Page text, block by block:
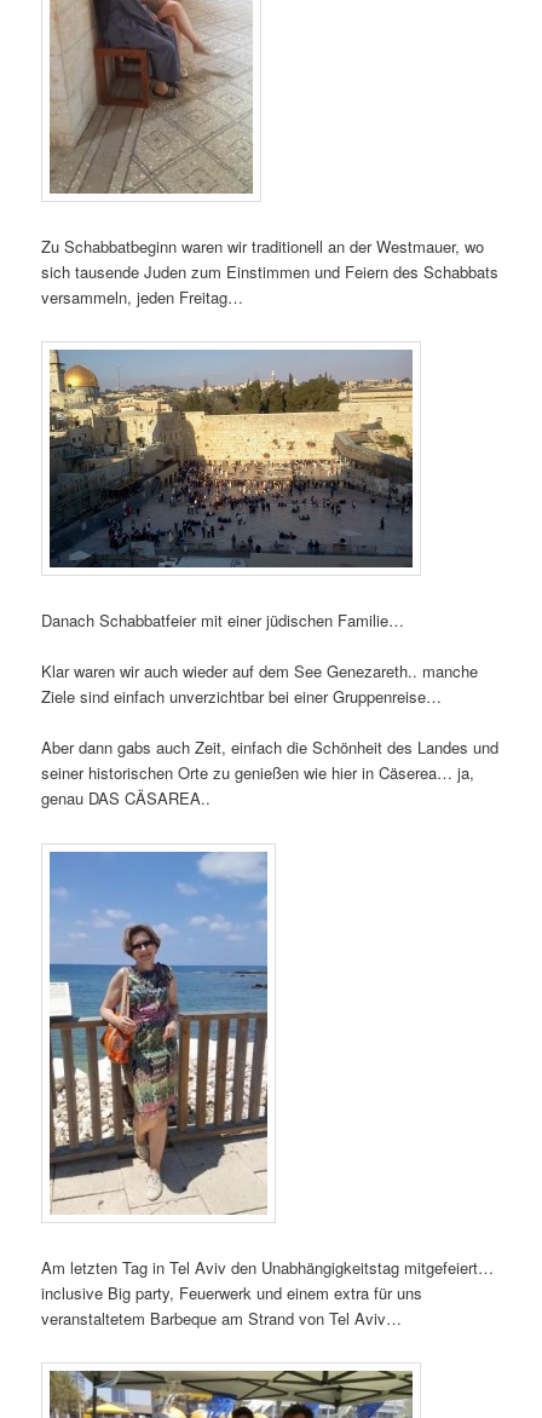
Zu Schabbatbeginn waren wir traditionell an der Westmauer, wo
sich tausende Juden zum Einstimmen und Feiern des Schabbats
versammeln, jeden Freitag…
Danach Schabbatfeier mit einer jüdischen Familie…
Klar waren wir auch wieder auf dem See Genezareth.. manche
Ziele sind einfach unverzichtbar bei einer Gruppenreise…
Aber dann gabs auch Zeit, einfach die Schönheit des Landes und
seiner historischen Orte zu genießen wie hier in Cäserea… ja,
genau DAS CÄSAREA..
Am letzten Tag in Tel Aviv den Unabhängigkeitstag mitgefeiert…
inclusive Big party, Feuerwerk und einem extra für uns
veranstaltetem Barbeque am Strand von Tel Aviv…